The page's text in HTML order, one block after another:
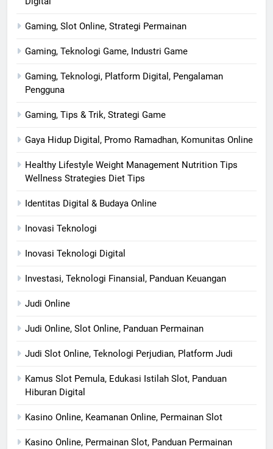
Gaming, Slot Online, Strategi Permainan
Gaming, Teknologi Game, Industri Game
Gaming, Teknologi, Platform Digital, Pengalaman
Pengguna
Gaming, Tips & Trik, Strategi Game
Gaya Hidup Digital, Promo Ramadhan, Komunitas Online
Healthy Lifestyle Weight Management Nutrition Tips
Wellness Strategies Diet Tips
Identitas Digital & Budaya Online
Inovasi Teknologi
Inovasi Teknologi Digital
Investasi, Teknologi Finansial, Panduan Keuangan
Judi Online
Judi Online, Slot Online, Panduan Permainan
Judi Slot Online, Teknologi Perjudian, Platform Judi
Kamus Slot Pemula, Edukasi Istilah Slot, Panduan
Hiburan Digital
Kasino Online, Keamanan Online, Permainan Slot
Kasino Online, Permainan Slot, Panduan Permainan